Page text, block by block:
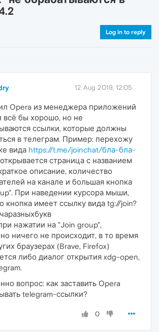
Log in to reply
12 Aug 2019, 12:05
Opera из менеджера приложений
всё бы хорошо, но не
ссылки, которые должны
в телеграм. Пример: перехожу
вида https://t.me/joinchat/бла-бла-
страница с названием
описание, количество
на канале и большая кнопка
При наведении курсора мыши,
кнопка имеет ссылку вида tg://join?
нажатии на "Join group",
ничего не происходит, в то время
браузерах (Brave, Firefox)
либо диалог открытия xdg-open,
вопрос: как заставить Opera
telegram-ссылки?
0